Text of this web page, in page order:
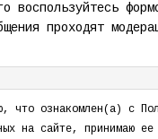
воспользуйтесь
проходят
что ознакомлен(а) с
на сайте, принимаю